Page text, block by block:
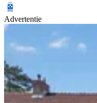
Advertentie